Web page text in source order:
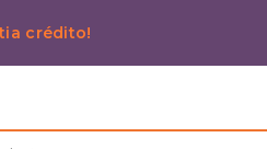
crédito!